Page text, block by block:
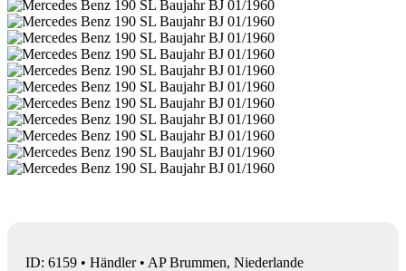
ID: 6159 • Händler • AP Brummen, Niederlande